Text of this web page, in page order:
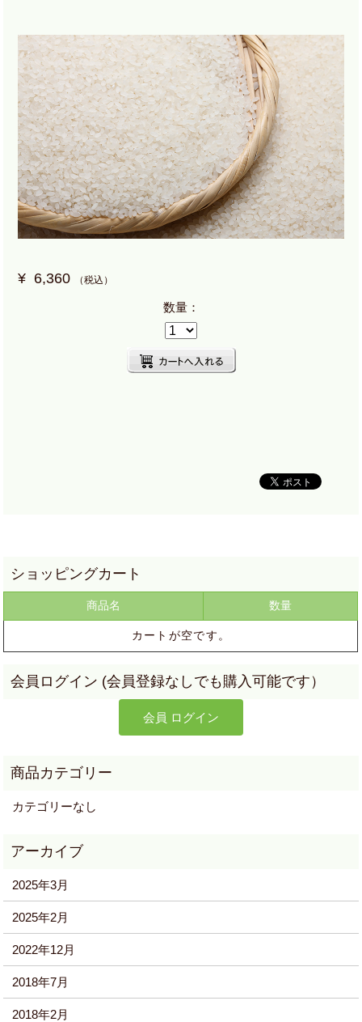
¥ 6,360 （税込）
数量：
商品名 数量
カートが空です。
カテゴリーなし
2025年3月
2025年2月
2022年12月
2018年7月
2018年2月